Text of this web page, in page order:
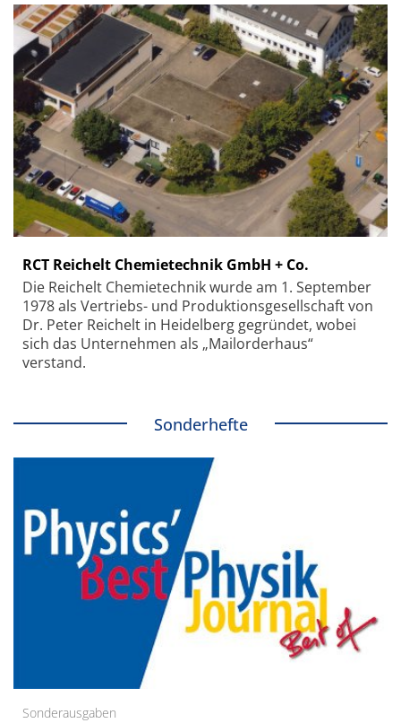
RCT Reichelt Chemietechnik GmbH + Co.
Die Reichelt Chemietechnik wurde am 1. September
1978 als Vertriebs- und Produktionsgesellschaft von
Dr. Peter Reichelt in Heidelberg gegründet, wobei
sich das Unternehmen als „Mailorderhaus“
verstand.
Sonderhefte
Sonderausgaben